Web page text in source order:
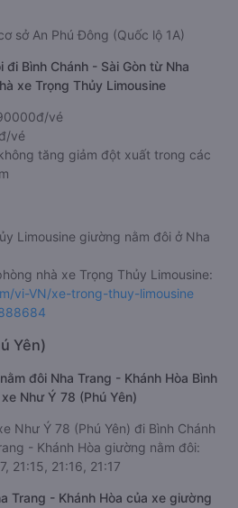
sở An Phú Đông (Quốc lộ 1A)
Bình Chánh - Sài Gòn từ Nha
xe Trọng Thủy Limousine
vé
vé
tăng giảm đột xuất trong các
Limousine giường nằm đôi ở Nha
nhà xe Trọng Thủy Limousine:
vi-VN/xe-trong-thuy-limousine
Yên)
đôi Nha Trang - Khánh Hòa Bình
Như Ý 78 (Phú Yên)
Như Ý 78 (Phú Yên) đi Bình Chánh
- Khánh Hòa giường nằm đôi:
21:15, 21:16, 21:17
Trang - Khánh Hòa của xe giường